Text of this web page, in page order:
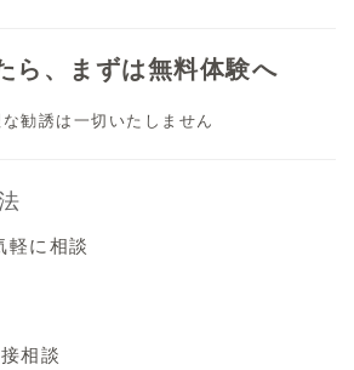
ら、まずは無料体験へ
勧誘は一切いたしません
軽に相談
相談